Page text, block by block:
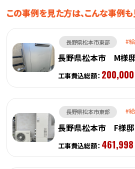
この事例を見た方は、こんな事例
長野県松本市東部
長野県松本市 M様
工事費込総額： 200,000
長野県松本市東部
長野県松本市 F様
工事費込総額： 461,998